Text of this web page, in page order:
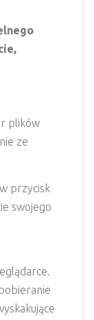
plików
ze
przycisk
swojego